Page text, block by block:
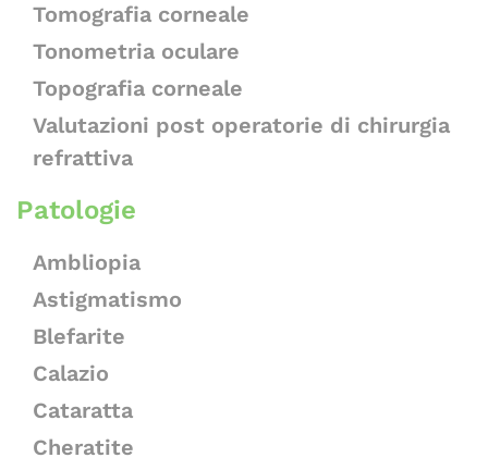
Tomografia corneale
Tonometria oculare
Topografia corneale
Valutazioni post operatorie di chirurgia
refrattiva
Patologie
Ambliopia
Astigmatismo
Blefarite
Calazio
Cataratta
Cheratite